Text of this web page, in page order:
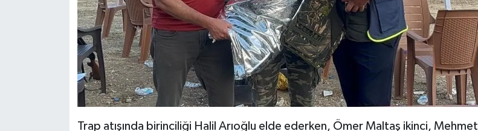
Trap atışında birinciliği Halil Arıoğlu elde ederken, Ömer Maltaş ikinci, Mehmet